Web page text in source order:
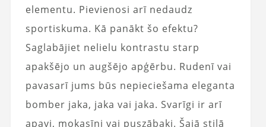
elementu. Pievienosi arī nedaudz
sportiskuma. Kā panākt šo efektu?
Saglabājiet nelielu kontrastu starp
apakšējo un augšējo apģērbu. Rudenī vai
pavasarī jums būs nepieciešama eleganta
bomber jaka, jaka vai jaka. Svarīgi ir arī
apavi, mokasīni vai puszābaki. Šajā stilā